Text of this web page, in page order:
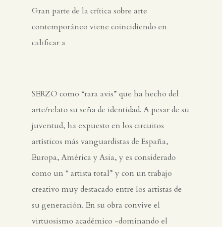
Gran parte de la crítica sobre arte
contemporáneo viene coincidiendo en
calificar a
SERZO como “rara avis” que ha hecho del
arte/relato su seña de identidad. A pesar de su
juventud, ha expuesto en los circuitos
artísticos más vanguardistas de España,
Europa, América y Asia, y es considerado
como un “ artista total” y con un trabajo
creativo muy destacado entre los artistas de
su generación. En su obra convive el
virtuosismo académico -dominando el